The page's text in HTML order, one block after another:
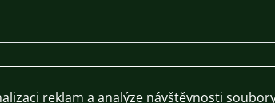
reklam a analýze návštěvnosti